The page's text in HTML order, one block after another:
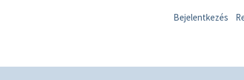
Bejelentkezés